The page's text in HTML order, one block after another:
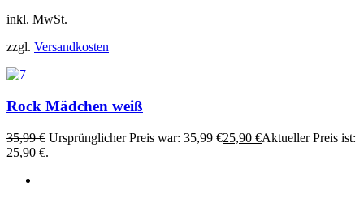
inkl. MwSt.
zzgl. Versandkosten
Rock Mädchen weiß
35,99€ Ursprünglicher Preis war: 35,99 €25,90 €Aktueller Preis ist:
25,90 €.